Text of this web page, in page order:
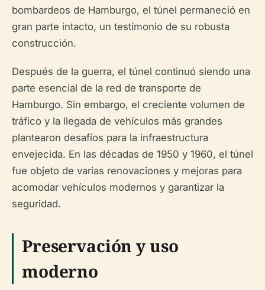
bombardeos de Hamburgo, el túnel permaneció en
gran parte intacto, un testimonio de su robusta
construcción.
Después de la guerra, el túnel continuó siendo una
parte esencial de la red de transporte de
Hamburgo. Sin embargo, el creciente volumen de
tráfico y la llegada de vehículos más grandes
plantearon desafíos para la infraestructura
envejecida. En las décadas de 1950 y 1960, el túnel
fue objeto de varias renovaciones y mejoras para
acomodar vehículos modernos y garantizar la
seguridad.
Preservación y uso
moderno